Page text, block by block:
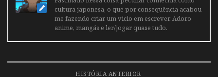
cultura japonesa, o que por consequência acabou
me fazendo criar um vicio em escrever. Adoro
anime, mangás e ler/jogar quase tudo.
HISTÓRIA ANTERIOR